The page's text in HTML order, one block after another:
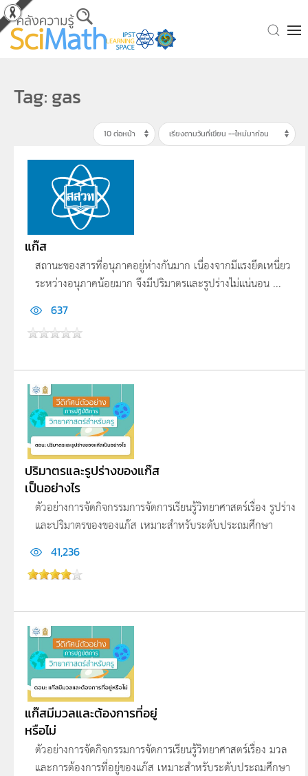
Skip to main content
Tag: gas
แก๊ส
สถานะของสารที่อนุภาคอยู่ห่างกันมาก เนื่องจากมีแรงยึดเหนี่ยว
ระหว่างอนุภาคน้อยมาก จึงมีปริมาตรและรูปร่างไม่แน่นอน ...
637
ปริมาตรและรูปร่างของแก๊ส
เป็นอย่างไร
ตัวอย่างการจัดกิจกรรมการจัดการเรียนรู้วิทยาศาสตร์เรื่อง รูปร่าง
และปริมาตรของของแก๊ส เหมาะสำหรับระดับประถมศึกษา
41,236
แก๊สมีมวลและต้องการที่อยู่
หรือไม่
ตัวอย่างการจัดกิจกรรมการจัดการเรียนรู้วิทยาศาสตร์เรื่อง มวล
และการต้องการที่อยู่ของแก๊ส เหมาะสำหรับระดับประถมศึกษา